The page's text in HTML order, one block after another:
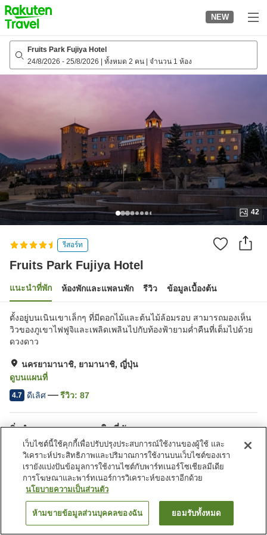
to
top
page
NEW
Fruits Park Fujiya Hotel
24/8/2026 - 25/8/2026 ทั้งหมด 2 คน จำนวน 1 ห้อง
42
รีสอร์ท
Fruits Park Fujiya Hotel
แนะนำที่พัก ห้องพักและแพลนพัก รีวิว ข้อมูลเบื้องต้น
ตั้งอยู่บนเนินเขาเล็กๆ ที่มีดอกไม้และต้นไม้ล้อมรอบ สามารถมองเห็น
วิวของภูเขาไฟฟูจิและเพลิดเพลินไปกับท้องฟ้ายามค่ำคืนที่เต็มไปด้วย
ดวงดาว
นครยามานาชิ, ยามานาชิ, ญี่ปุ่น
ดูบนแผนที่
4.7 ดีเลิศ รีวิว: 87
สิ่งอำนวยความสะดวกในที่พัก
ที่จอดรถ
ซาวน่า
สปา/บิวตี้ซาลอน
ร้านอาหาร
หน้าแรก ญี่ปุ่น ยามานาชิ
Fruits Park Fujiya Hotel
ค้นหาห้องพัก
เว็บไซต์นี้ใช้คุกกี้เพื่อปรับปรุงประสบการณ์ใช้งานของผู้ใช้ และ
วิเคราะห์ประสิทธิภาพและปริมาณการใช้งานบนเว็บไซต์ของเรา
เรายังแบ่งปันข้อมูลการใช้งานไซต์กับพาร์ทเนอร์โซเชียลมีเดีย
การโฆษณาและพาร์ทเนอร์การวิเคราะห์ของเราอีกด้วย
นโยบายความเป็นส่วนตัว
ห้ามขายข้อมูลส่วนบุคคลของฉัน ยอมรับทั้งหมด